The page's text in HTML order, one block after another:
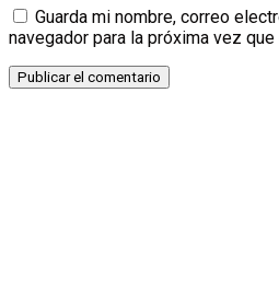
Guarda mi nombre, correo
navegador para la próxima vez que